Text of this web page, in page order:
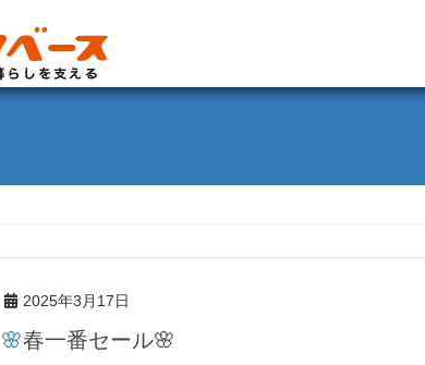
2025年3月17日
🌸春一番セール🌸